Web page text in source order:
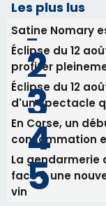
consommation
La gendarmerie
face à une
vin
Newsletter
Inscrivez-vous à
email les infos
nos meilleurs